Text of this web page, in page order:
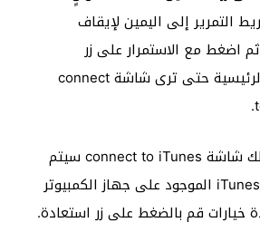
التمرير إلى اليمين لإيقاف
اضغط مع الاستمرار على زر
الصفحة الرئيسية حتى ترى شاشة connect
وبعد أن تظهر لك شاشة connect to iTunes سيتم
الاتصال ببرنامج iTunes الموجود على جهاز الكمبيوتر
قم بالضغط على زر استعادة.